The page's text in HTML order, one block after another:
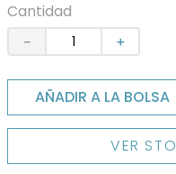
Cantidad
＋
－
AÑADIR A LA BOLSA
VER